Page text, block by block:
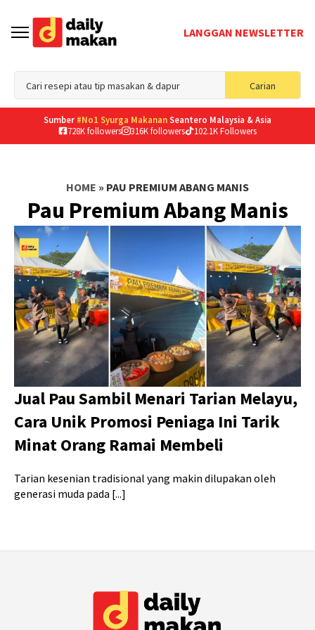
LANGGAN NEWSLETTER
Carian
for:
Sumber #No1 Syurga MakananSeantero Malaysia & Asia
728K followers
316K followers 102.1K Followers
HOME » PAU PREMIUM ABANG MANIS
Pau Premium Abang Manis
Jual Pau Sambil Menari Tarian Melayu,
Cara Unik Promosi Peniaga Ini Tarik
Minat Orang Ramai Membeli
Tarian kesenian tradisional yang makin dilupakan oleh
generasi muda pada [...]